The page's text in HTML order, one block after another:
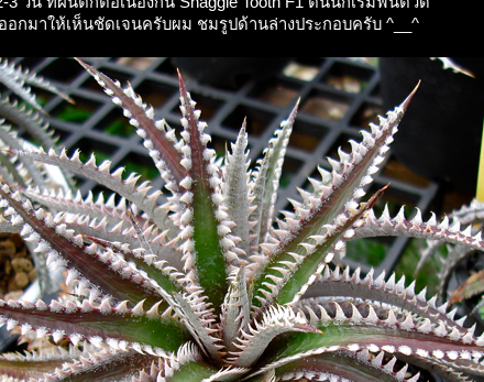
อกมาให้เห็นชัดเจนครับผม ชมรูปด้านล่างประกอบครับ ^__^